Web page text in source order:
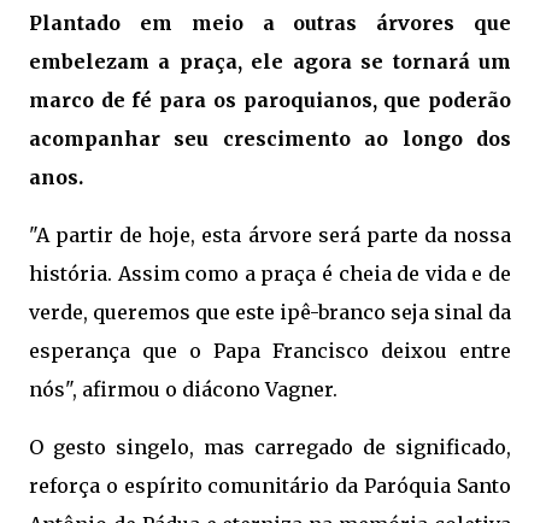
Plantado em meio a outras árvores que
embelezam a praça, ele agora se tornará um
marco de fé para os paroquianos, que poderão
acompanhar seu crescimento ao longo dos
anos.
"A partir de hoje, esta árvore será parte da nossa
história. Assim como a praça é cheia de vida e de
verde, queremos que este ipê-branco seja sinal da
esperança que o Papa Francisco deixou entre
nós", afirmou o diácono Vagner.
O gesto singelo, mas carregado de significado,
reforça o espírito comunitário da Paróquia Santo